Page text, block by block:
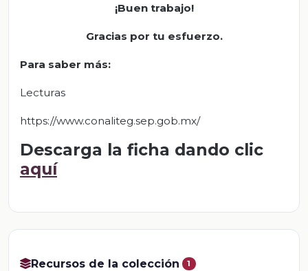
¡Buen trabajo!
Gracias por tu esfuerzo.
Para saber más:
Lecturas
https://www.conaliteg.sep.gob.mx/
Descarga la ficha dando clic
aquí
Recursos de la colección 1